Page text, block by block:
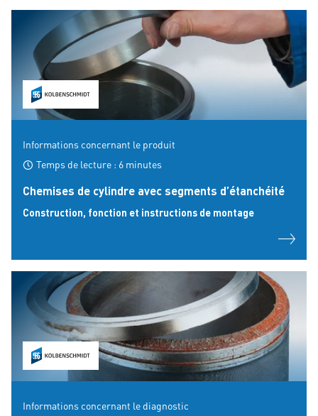
Informations concernant le produit
Temps de lecture : 6 minutes
Chemises de cylindre avec segments d’étanchéité
Construction, fonction et instructions de montage
Informations concernant le diagnostic